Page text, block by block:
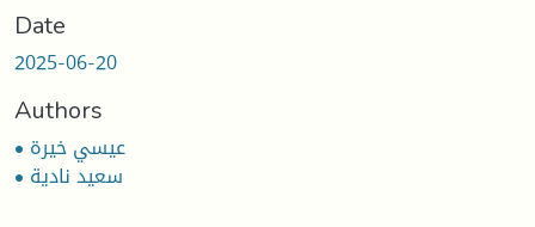
Date
2025-06-20
Authors
• عيسي خيرة
• سعيد نادية